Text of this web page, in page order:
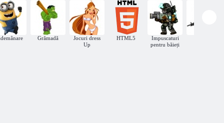
Grămadă
Jocuri dress
Up
HTML5
Impuscaturi
pentru băieți